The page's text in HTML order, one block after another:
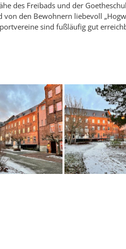
des Freibads und der
den Bewohnern liebevoll
sind fußläufig gut